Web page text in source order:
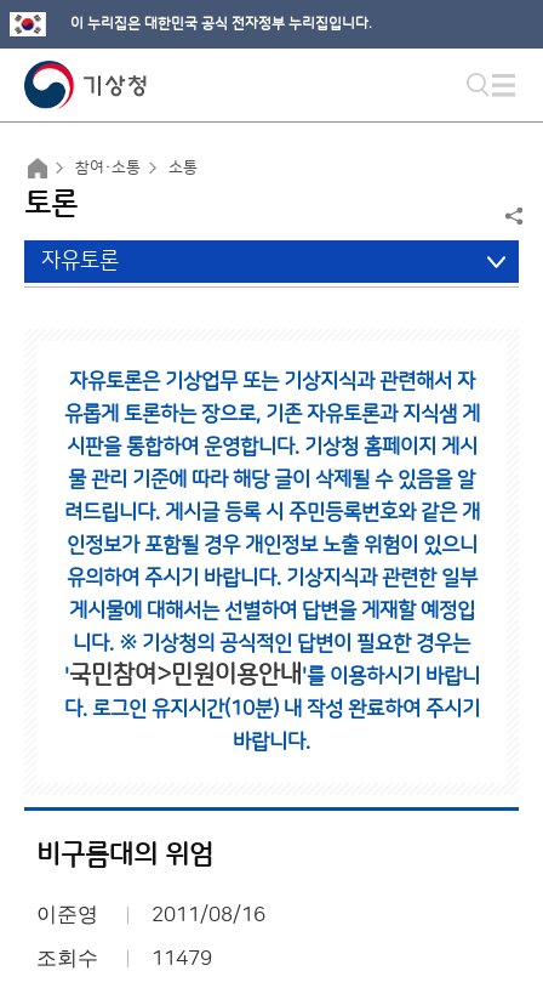
이 누리집은 대한민국 공식 전자정부 누리집입니다.
참여·소통 소통
토론
자유토론
자유토론은 기상업무 또는 기상지식과 관련해서 자
유롭게 토론하는 장으로, 기존 자유토론과 지식샘 게
시판을 통합하여 운영합니다. 기상청 홈페이지 게시
물 관리 기준에 따라 해당 글이 삭제될 수 있음을 알
려드립니다. 게시글 등록 시 주민등록번호와 같은 개
인정보가 포함될 경우 개인정보 노출 위험이 있으니
유의하여 주시기 바랍니다. 기상지식과 관련한 일부
게시물에 대해서는 선별하여 답변을 게재할 예정입
니다. ※ 기상청의 공식적인 답변이 필요한 경우는
'국민참여>민원이용안내 '를 이용하시기 바랍니
다. 로그인 유지시간(10분) 내 작성 완료하여 주시기
바랍니다.
비구름대의 위엄
이준영 2011/08/16
조회수 11479